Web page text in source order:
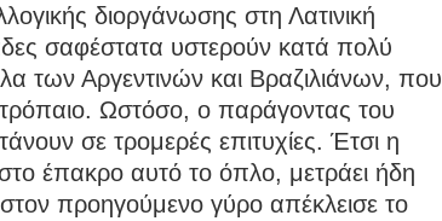
διοργάνωσης στη Λατινική
σαφέστατα υστερούν κατά πολύ
των Αργεντινών και Βραζιλιάνων, που
Ωστόσο, ο παράγοντας του
σε τρομερές επιτυχίες. Έτσι η
έπακρο αυτό το όπλο, μετράει ήδη
προηγούμενο γύρο απέκλεισε το